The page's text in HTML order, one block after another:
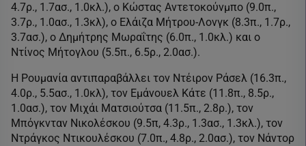
4.7ρ., 1.7ασ., 1.0κλ.), ο Κώστας Αντετοκούνμπο (9.0π.,
3.7ρ., 1.0ασ., 1.3κλ), ο Ελάιζα Μήτρου-Λονγκ (8.3π., 1.7ρ.,
3.7ασ.), ο Δημήτρης Μωραΐτης (6.0π., 1.0κλ.) και ο
Ντίνος Μήτογλου (5.5π., 6.5ρ., 2.0ασ.).
Η Ρουμανία αντιπαραβάλλει τον Ντέιρον Ράσελ (16.3π.,
4.0ρ., 5.5ασ., 1.0κλ), τον Εμάνουελ Κάτε (11.8π., 8.5ρ.,
1.0ασ.), τον Μιχάι Ματσιούτσα (11.5π., 2.8ρ.), τον
Μπόγκνταν Νικολέσκου (9.5π, 4.3ρ., 1.3ασ., 1.3κλ.), τον
Ντράγκος Ντικουλέσκου (7.0π., 4.8ρ., 2.0ασ.), τον Νάντορ